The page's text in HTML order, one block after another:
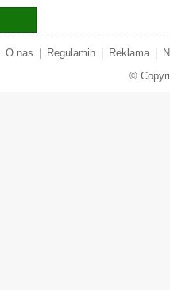
O nas Regulamin Reklama
©